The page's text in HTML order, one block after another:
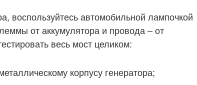
воспользуйтесь автомобильной лампочкой
от аккумулятора и провода – от
весь мост целиком:
корпусу генератора;